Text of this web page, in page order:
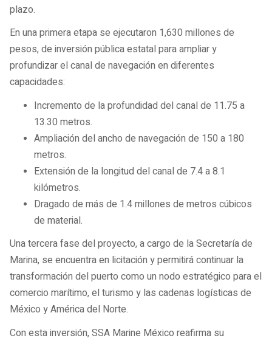
plazo.
En una primera etapa se ejecutaron 1,630 millones de
pesos, de inversión pública estatal para ampliar y
profundizar el canal de navegación en diferentes
capacidades:
Incremento de la profundidad del canal de 11.75 a
13.30 metros.
Ampliación del ancho de navegación de 150 a 180
metros.
Extensión de la longitud del canal de 7.4 a 8.1
kilómetros.
Dragado de más de 1.4 millones de metros cúbicos
de material.
Una tercera fase del proyecto, a cargo de la Secretaría de
Marina, se encuentra en licitación y permitirá continuar la
transformación del puerto como un nodo estratégico para el
comercio marítimo, el turismo y las cadenas logísticas de
México y América del Norte.
Con esta inversión, SSA Marine México reafirma su